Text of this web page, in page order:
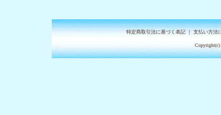
特定商取引法に基づく表記｜支払い方法